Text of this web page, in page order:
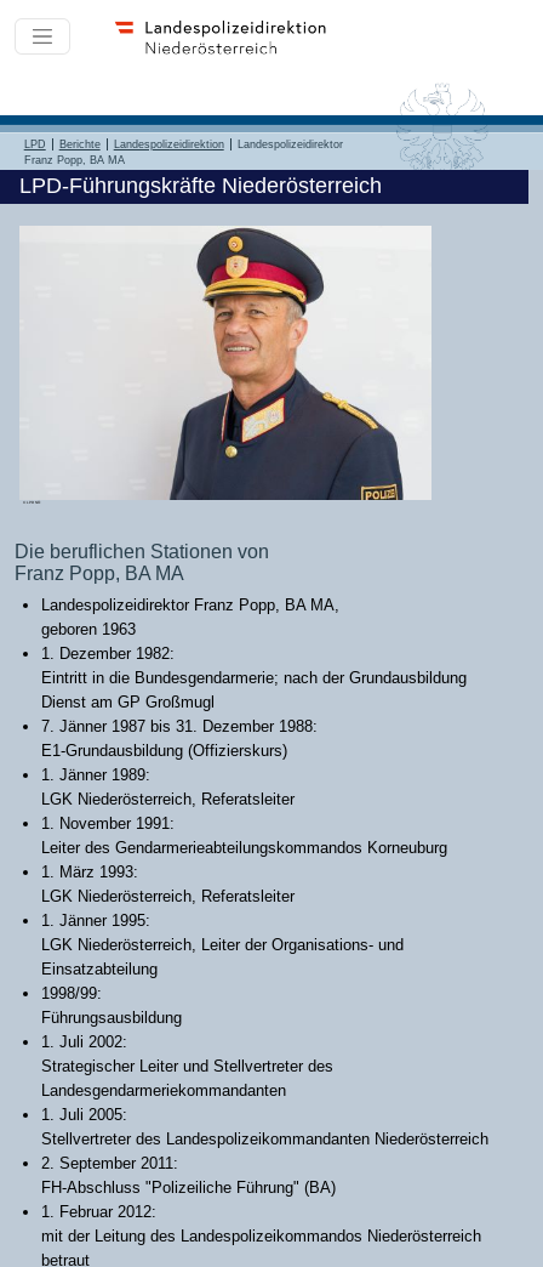
LPD Berichte Landespolizeidirektion
Landespolizeidirektor
Franz Popp, BA MA
LPD-Führungskräfte Niederösterreich
© LPD NÖ
Die beruflichen Stationen von
Franz Popp, BA MA
Landespolizeidirektor Franz Popp, BA MA,
geboren 1963
1. Dezember 1982:
Eintritt in die Bundesgendarmerie; nach der Grundausbildung
Dienst am GP Großmugl
7. Jänner 1987 bis 31. Dezember 1988:
E1-Grundausbildung (Offizierskurs)
1. Jänner 1989:
LGK Niederösterreich, Referatsleiter
1. November 1991:
Leiter des Gendarmerieabteilungskommandos Korneuburg
1. März 1993:
LGK Niederösterreich, Referatsleiter
1. Jänner 1995:
LGK Niederösterreich, Leiter der Organisations- und
Einsatzabteilung
1998/99:
Führungsausbildung
1. Juli 2002:
Strategischer Leiter und Stellvertreter des
Landesgendarmeriekommandanten
1. Juli 2005:
Stellvertreter des Landespolizeikommandanten Niederösterreich
2. September 2011:
FH-Abschluss "Polizeiliche Führung" (BA)
1. Februar 2012:
mit der Leitung des Landespolizeikommandos Niederösterreich
betraut